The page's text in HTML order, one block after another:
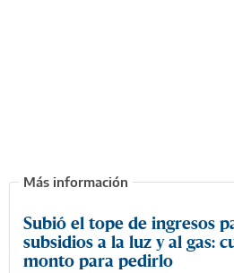
Subió el tope de ingresos
subsidios a la luz y al gas:
monto para pedirlo